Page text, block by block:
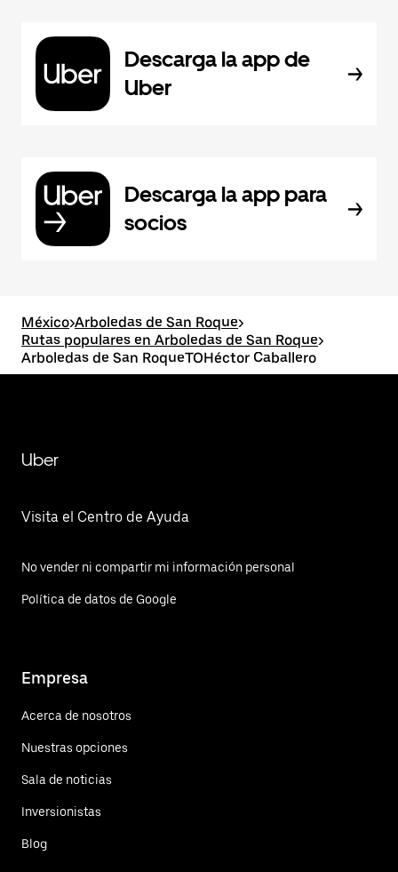
Descarga la app de
Uber
Descarga la app para
socios
México>Arboledas de San Roque>
Rutas populares en Arboledas de San Roque>
Arboledas de San RoqueTOHéctor Caballero
Uber
Visita el Centro de Ayuda
No vender ni compartir mi información personal
Política de datos de Google
Empresa
Acerca de nosotros
Nuestras opciones
Sala de noticias
Inversionistas
Blog